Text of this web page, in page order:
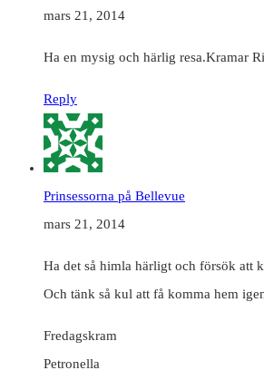
mars 21, 2014
Ha en mysig och härlig resa.Kramar
Reply
Prinsessorna på Bellevue
mars 21, 2014
Ha det så himla härligt och försök att
Och tänk så kul att få komma hem
Fredagskram
Petronella